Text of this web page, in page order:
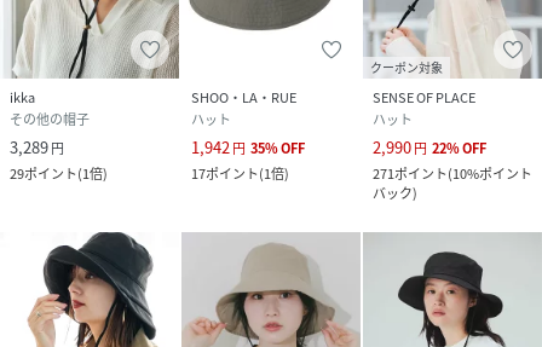
ikka
その他の帽子
3,289円
29ポイント(1倍)
SHOO・LA・RUE
ハット
1,942 円 35%OFF
17ポイント(1倍)
クーポン対象
SENSE OF PLACE
ハット
2,990円 22%OFF
271ポイント(10%ポイント
バック)